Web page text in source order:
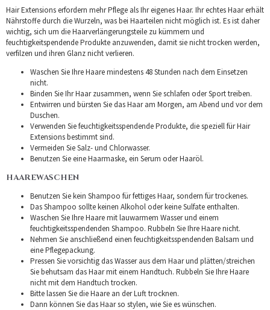
Hair Extensions erfordern mehr Pflege als Ihr eigenes Haar. Ihr echtes Haar erhält
Nährstoffe durch die Wurzeln, was bei Haarteilen nicht möglich ist. Es ist daher
wichtig, sich um die Haarverlängerungsteile zu kümmern und
feuchtigkeitspendende Produkte anzuwenden, damit sie nicht trocken werden,
verfilzen und ihren Glanz nicht verlieren.
Waschen Sie Ihre Haare mindestens 48 Stunden nach dem Einsetzen
nicht.
Binden Sie Ihr Haar zusammen, wenn Sie schlafen oder Sport treiben.
Entwirren und bürsten Sie das Haar am Morgen, am Abend und vor dem
Duschen.
Verwenden Sie feuchtigkeitsspendende Produkte, die speziell für Hair
Extensions bestimmt sind.
Vermeiden Sie Salz- und Chlorwasser.
Benutzen Sie eine Haarmaske, ein Serum oder Haaröl.
HAAREWASCHEN
Benutzen Sie kein Shampoo für fettiges Haar, sondern für trockenes.
Das Shampoo sollte keinen Alkohol oder keine Sulfate enthalten.
Waschen Sie Ihre Haare mit lauwarmem Wasser und einem
feuchtigkeitsspendenden Shampoo. Rubbeln Sie Ihre Haare nicht.
Nehmen Sie anschließend einen feuchtigkeitsspendenden Balsam und
eine Pflegepackung.
Pressen Sie vorsichtig das Wasser aus dem Haar und plätten/streichen
Sie behutsam das Haar mit einem Handtuch. Rubbeln Sie Ihre Haare
nicht mit dem Handtuch trocken.
Bitte lassen Sie die Haare an der Luft trocknen.
Dann können Sie das Haar so stylen, wie Sie es wünschen.